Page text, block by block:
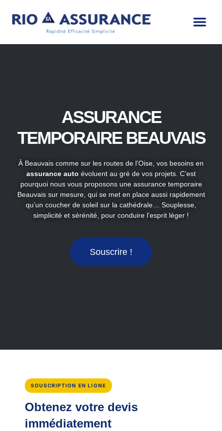
ASSURANCE
TEMPORAIRE BEAUVAIS
À Beauvais comme sur les routes de l’Oise, vos besoins en
assurance auto évoluent au gré de vos projets. C’est
pourquoi nous vous proposons une assurance temporaire
Beauvais sur mesure, qui se met en place aussi rapidement
qu’un coucher de soleil sur la cathédrale… Souplesse,
simplicité et sérénité, pour conduire l’esprit léger !
Souscrire !
SOUSCRIPTION EN LIGNE
Obtenez votre devis
immédiatement